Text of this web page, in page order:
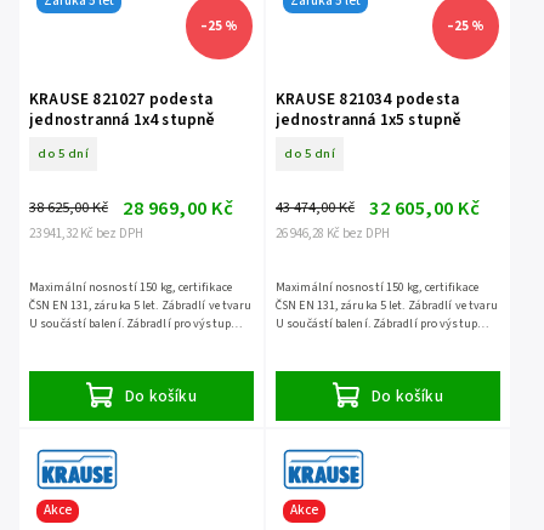
–25 %
KRAUSE 821027 podesta
jednostranná 1x4 stupně
do 5 dní
23 941,32 Kč bez DPH
38 625,00 Kč 28 969,00 Kč
Do košíku
Maximální nosností 150 kg, certifikace
ČSN EN 131, záruka 5 let. Zábradlí ve tvaru
U součástí balení. Zábradlí pro výstup
–25 %
KRAUSE 821034 podesta
jednostranná 1x5 stupně
do 5 dní
26 946,28 Kč bez DPH
43 474,00 Kč 32 605,00 Kč
Do košíku
Maximální nosností 150 kg, certifikace
ČSN EN 131, záruka 5 let. Zábradlí ve tvaru
U součástí balení. Zábradlí pro výstup
Akce
Akce